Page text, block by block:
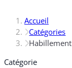
Accueil
Catégories
Habillement
Catégorie